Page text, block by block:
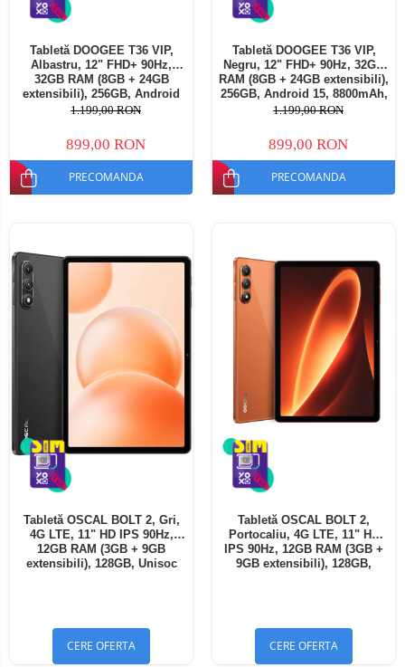
Tabletă DOOGEE T36 VIP,
Albastru, 12" FHD+ 90Hz,
32GB RAM (8GB + 24GB
extensibili), 256GB, Android
15, 8800mAh, Dual SIM
1.199,00 RON
899,00 RON
PRECOMANDA
Tabletă DOOGEE T36 VIP,
Negru, 12" FHD+ 90Hz, 32GB
RAM (8GB + 24GB extensibili),
256GB, Android 15, 8800mAh,
Dual SIM
1.199,00 RON
899,00 RON
PRECOMANDA
Tabletă OSCAL BOLT 2, Gri,
4G LTE, 11" HD IPS 90Hz,
12GB RAM (3GB + 9GB
extensibili), 128GB, Unisoc
CERE OFERTA
Tabletă OSCAL BOLT 2,
Portocaliu, 4G LTE, 11" HD
IPS 90Hz, 12GB RAM (3GB +
9GB extensibili), 128GB,
CERE OFERTA